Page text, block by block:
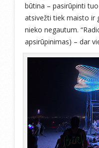
būtina – pasirūpinti
atsivežti tiek maisto ir
nieko negautum.
apsirūpinimas) – dar